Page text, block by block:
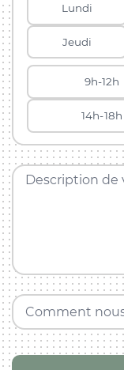
Lundi
Jeudi
9h-12h
14h-18h
Description de
Comment